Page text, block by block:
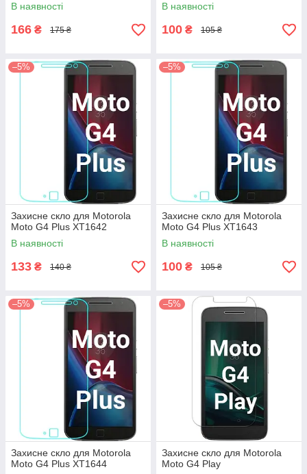
В наявності
166 ₴ 175 ₴
В наявності
100 ₴ 105 ₴
–5%
Захисне скло для Motorola
Moto G4 Plus XT1642
В наявності
133 ₴ 140 ₴
–5%
Захисне скло для Motorola
Moto G4 Plus XT1643
В наявності
100 ₴ 105 ₴
–5%
Захисне скло для Motorola
Moto G4 Plus XT1644
–5%
Захисне скло для Motorola
Moto G4 Play